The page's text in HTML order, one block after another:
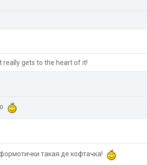
really gets to the heart of it!
такая де кофтачка!